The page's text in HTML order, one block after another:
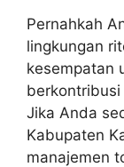
Pernahkah
lingkungan
kesempatan
Jika Anda
Kabupaten
manajemen